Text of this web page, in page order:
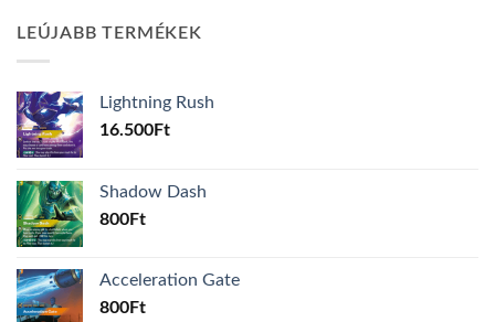
LEÚJABB TERMÉKEK
Lightning Rush
16.500Ft
Shadow Dash
800Ft
Acceleration Gate
800Ft